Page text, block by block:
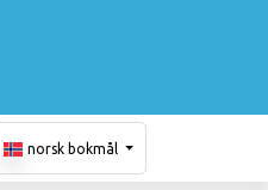
norsk bokmål